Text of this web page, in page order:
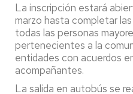
La inscripción estará
marzo hasta completar
todas las personas
pertenecientes a la
entidades con acuerdos
acompañantes.
La salida en autobús se